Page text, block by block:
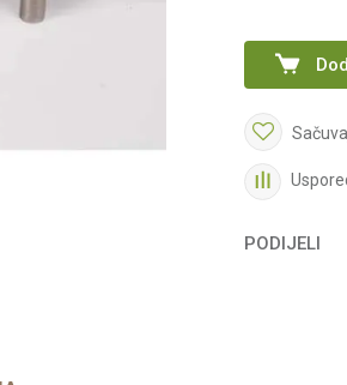
PODIJELI